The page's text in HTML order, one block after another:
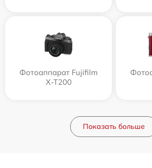
Фотоаппарат Fujifilm
X-T200
Показать больше